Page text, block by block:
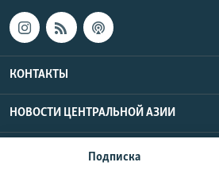
Подписка
КОНТАКТЫ
НОВОСТИ ЦЕНТРАЛЬНОЙ АЗИИ
CENTRAL ASIAN © 2026 RFE/RL,